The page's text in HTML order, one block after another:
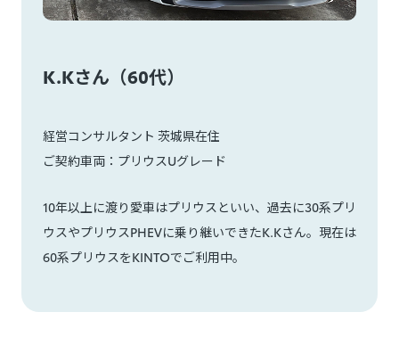
K.Kさん（60代）
経営コンサルタント 茨城県在住
ご契約車両：プリウスUグレード
10年以上に渡り愛車はプリウスといい、過去に30系プリ
ウスやプリウスPHEVに乗り継いできたK.Kさん。現在は
60系プリウスをKINTOでご利用中。